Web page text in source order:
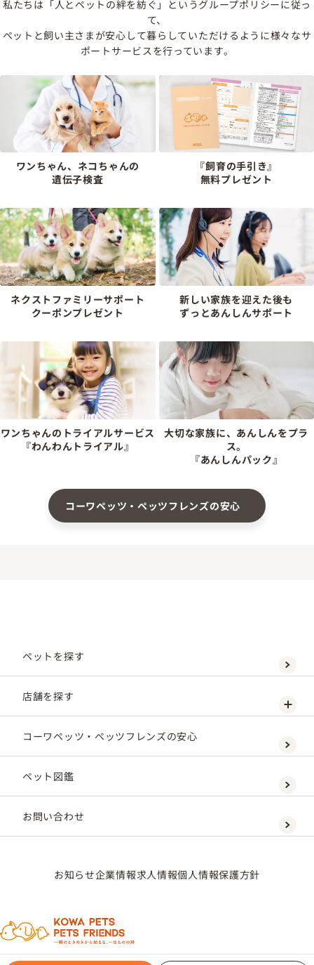
私たちは「人とペットの絆を紡ぐ」というグループポリシーに従っ
て、
ペットと飼い主さまが安心して暮らしていただけるように様々なサ
ポートサービスを行っています。
ワンちゃん、ネコちゃんの
遺伝子検査
『飼育の手引き』
無料プレゼント
ネクストファミリーサポート
クーポンプレゼント
新しい家族を迎えた後も
ずっとあんしんサポート
ワンちゃんのトライアルサービス
『わんわんトライアル』
大切な家族に、あんしんをプラ
ス。
『あんしんパック』
コーワペッツ・ペッツフレンズの安心
ペットを探す
店舗を探す
コーワペッツ・ペッツフレンズの安心
ペット図鑑
お問い合わせ
お知らせ企業情報求人情報個人情報保護方針